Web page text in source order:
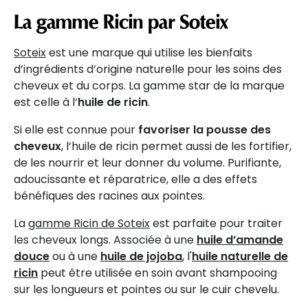
La gamme Ricin par Soteix
Soteixest une marque qui utilise les bienfaits
d’ingrédients d’origine naturelle pour les soins des
cheveux et du corps. La gamme star de la marque
est celle à l’huile de ricin.
Si elle est connue pour favoriser la pousse des
cheveux, l’huile de ricin permet aussi de les fortifier,
de les nourrir et leur donner du volume. Purifiante,
adoucissante et réparatrice, elle a des effets
bénéfiques des racines aux pointes.
Lagamme Ricin de Soteixest parfaite pour traiter
les cheveux longs. Associée à une huile d’amande
douceou à une huile de jojoba, l'huile naturelle de
ricin peut être utilisée en soin avant shampooing
sur les longueurs et pointes ou sur le cuir chevelu.